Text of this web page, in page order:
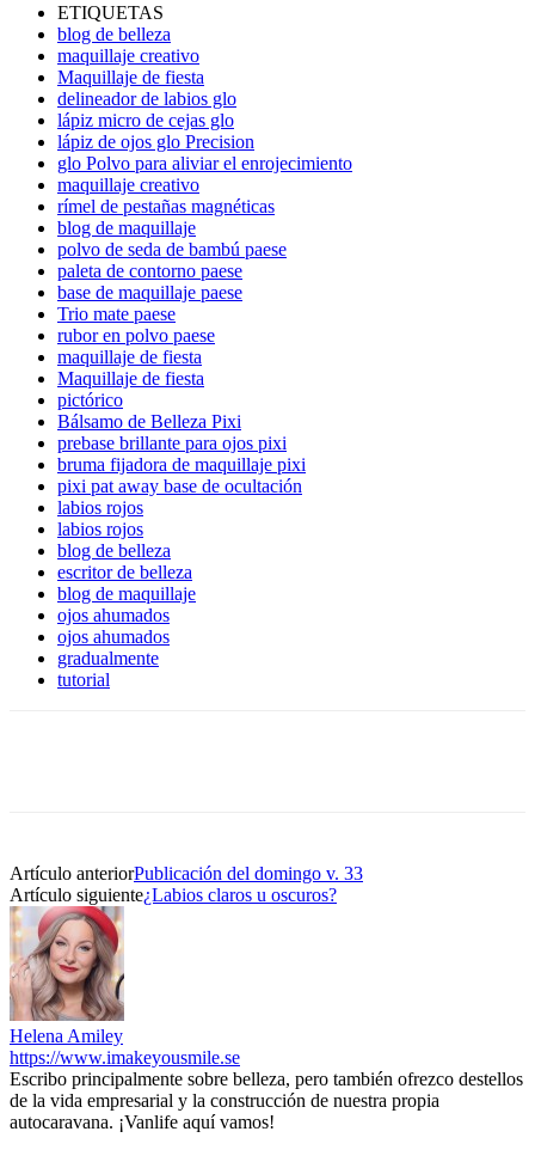
ETIQUETAS
blog de belleza
maquillaje creativo
Maquillaje de fiesta
delineador de labios glo
lápiz micro de cejas glo
lápiz de ojos glo Precision
glo Polvo para aliviar el enrojecimiento
maquillaje creativo
rímel de pestañas magnéticas
blog de maquillaje
polvo de seda de bambú paese
paleta de contorno paese
base de maquillaje paese
Trio mate paese
rubor en polvo paese
maquillaje de fiesta
Maquillaje de fiesta
pictórico
Bálsamo de Belleza Pixi
prebase brillante para ojos pixi
bruma fijadora de maquillaje pixi
pixi pat away base de ocultación
labios rojos
labios rojos
blog de belleza
escritor de belleza
blog de maquillaje
ojos ahumados
ojos ahumados
gradualmente
tutorial
Artículo anteriorPublicación del domingo v. 33
Artículo siguiente¿Labios claros u oscuros?
Helena Amiley
https://www.imakeyousmile.se
Escribo principalmente sobre belleza, pero también ofrezco destellos
de la vida empresarial y la construcción de nuestra propia
autocaravana. ¡Vanlife aquí vamos!